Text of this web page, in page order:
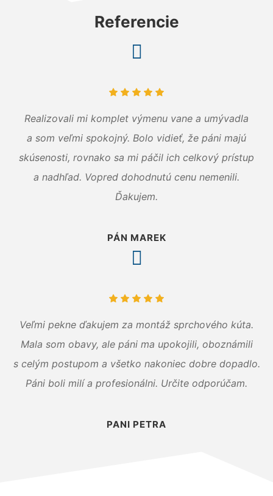
Referencie
Realizovali mi komplet výmenu vane a umývadla
a som veľmi spokojný. Bolo vidieť, že páni majú
skúsenosti, rovnako sa mi páčil ich celkový prístup
a nadhľad. Vopred dohodnutú cenu nemenili.
Ďakujem.
PÁN MAREK
Veľmi pekne ďakujem za montáž sprchového kúta.
Mala som obavy, ale páni ma upokojili, oboznámili
s celým postupom a všetko nakoniec dobre dopadlo.
Páni boli milí a profesionálni. Určite odporúčam.
PANI PETRA